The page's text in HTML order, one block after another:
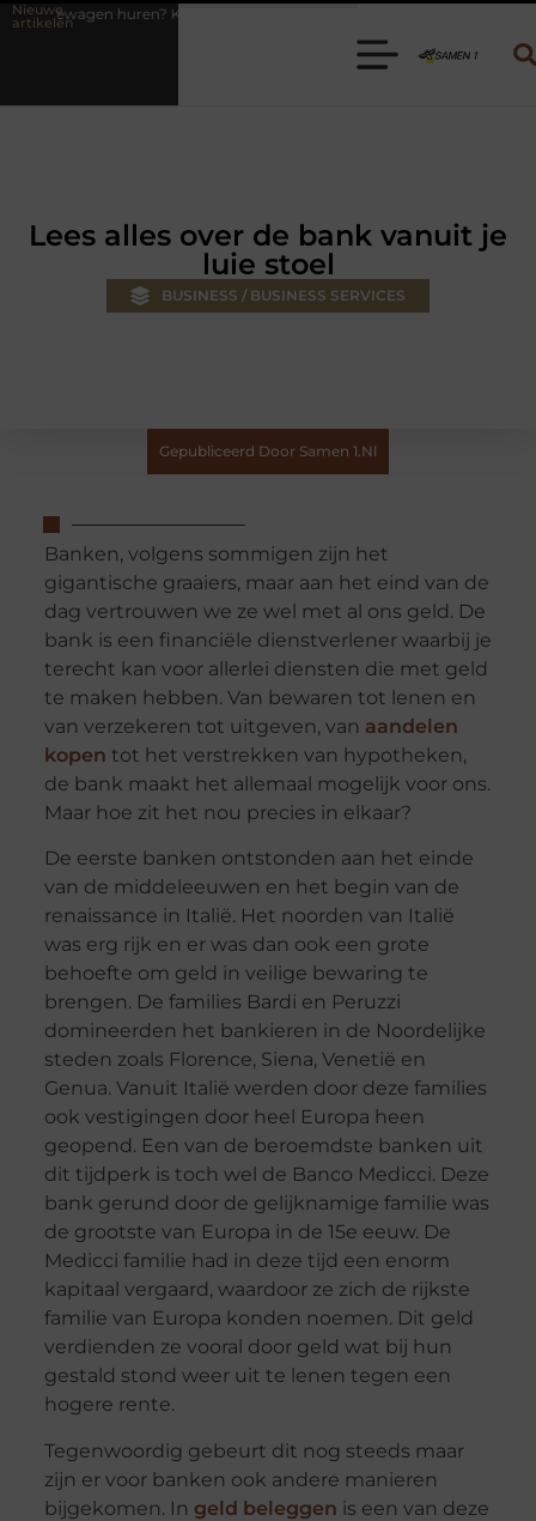
Nieuwe
artikelen
Kies de juiste aanhanger voor jouw klus
Lees alles over de bank vanuit je
luie stoel
BUSINESS / BUSINESS SERVICES
Gepubliceerd Door Samen 1.nl
Banken, volgens sommigen zijn het
gigantische graaiers, maar aan het eind van de
dag vertrouwen we ze wel met al ons geld. De
bank is een financiële dienstverlener waarbij je
terecht kan voor allerlei diensten die met geld
te maken hebben. Van bewaren tot lenen en
van verzekeren tot uitgeven, van aandelen
kopen tot het verstrekken van hypotheken,
de bank maakt het allemaal mogelijk voor ons.
Maar hoe zit het nou precies in elkaar?
De eerste banken ontstonden aan het einde
van de middeleeuwen en het begin van de
renaissance in Italië. Het noorden van Italië
was erg rijk en er was dan ook een grote
behoefte om geld in veilige bewaring te
brengen. De families Bardi en Peruzzi
domineerden het bankieren in de Noordelijke
steden zoals Florence, Siena, Venetië en
Genua. Vanuit Italië werden door deze families
ook vestigingen door heel Europa heen
geopend. Een van de beroemdste banken uit
dit tijdperk is toch wel de Banco Medicci. Deze
bank gerund door de gelijknamige familie was
de grootste van Europa in de 15e eeuw. De
Medicci familie had in deze tijd een enorm
kapitaal vergaard, waardoor ze zich de rijkste
familie van Europa konden noemen. Dit geld
verdienden ze vooral door geld wat bij hun
gestald stond weer uit te lenen tegen een
hogere rente.
Tegenwoordig gebeurt dit nog steeds maar
zijn er voor banken ook andere manieren
bijgekomen. In geld beleggen is een van deze